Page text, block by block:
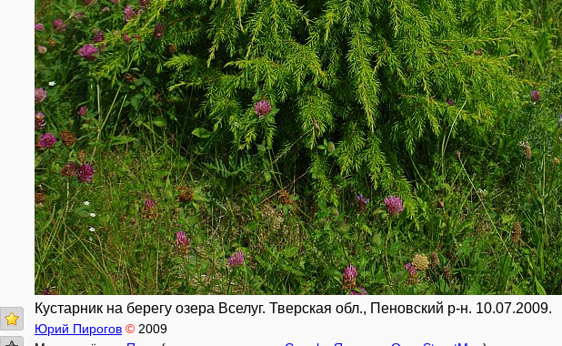
Кустарник на берегу озера Вселуг. Тверская обл., Пеновский р-н. 10.07.2009.
Юрий Пирогов © 2009